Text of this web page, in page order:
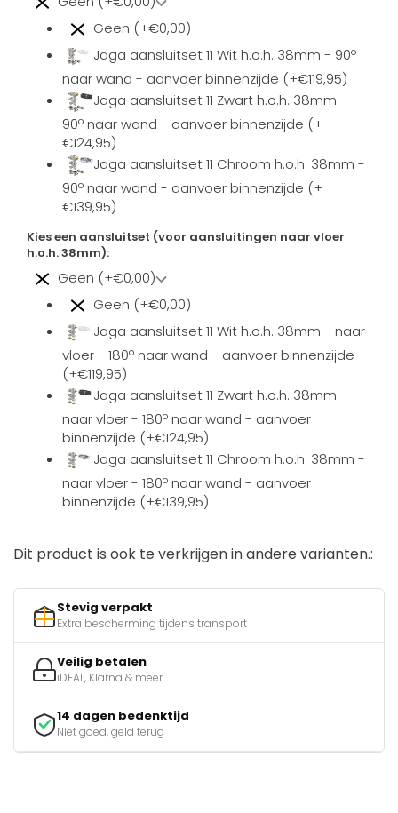
Geen (+€0,00)
Jaga aansluitset 11 Wit h.o.h. 38mm - 90º
naar wand - aanvoer binnenzijde (+€119,95)
Jaga aansluitset 11 Zwart h.o.h. 38mm -
90º naar wand - aanvoer binnenzijde (+
€124,95)
Jaga aansluitset 11 Chroom h.o.h. 38mm -
90º naar wand - aanvoer binnenzijde (+
€139,95)
Kies een aansluitset (voor aansluitingen naar vloer
h.o.h. 38mm):
Geen (+€0,00)
Geen (+€0,00)
Jaga aansluitset 11 Wit h.o.h. 38mm - naar
vloer - 180º naar wand - aanvoer binnenzijde
(+€119,95)
Jaga aansluitset 11 Zwart h.o.h. 38mm -
naar vloer - 180º naar wand - aanvoer
binnenzijde (+€124,95)
Jaga aansluitset 11 Chroom h.o.h. 38mm -
naar vloer - 180º naar wand - aanvoer
binnenzijde (+€139,95)
Dit product is ook te verkrijgen in andere varianten.:
Stevig verpakt
Extra bescherming tijdens transport
Veilig betalen
iDEAL, Klarna & meer
14 dagen bedenktijd
Niet goed, geld terug